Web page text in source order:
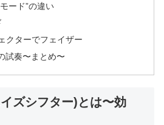
ード”の違い
クターでフェイザー
試奏〜まとめ〜
ズシフター)とは〜効